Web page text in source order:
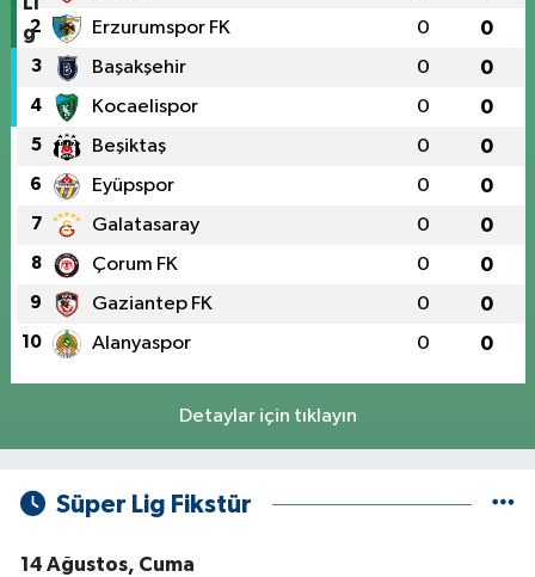
2 Erzurumspor FK 0 0
3 Başakşehir 0 0
4 Kocaelispor 0 0
5 Beşiktaş 0 0
6 Eyüpspor 0 0
7 Galatasaray 0 0
8 Çorum FK 0 0
9 Gaziantep FK 0 0
10 Alanyaspor 0 0
Detaylar için tıklayın
Süper Lig Fikstür
14 Ağustos, Cuma